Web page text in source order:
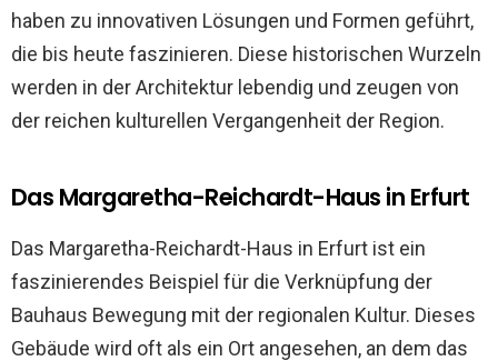
haben zu innovativen Lösungen und Formen geführt,
die bis heute faszinieren. Diese historischen Wurzeln
werden in der Architektur lebendig und zeugen von
der reichen kulturellen Vergangenheit der Region.
Das Margaretha-Reichardt-Haus in Erfurt
Das Margaretha-Reichardt-Haus in Erfurt ist ein
faszinierendes Beispiel für die Verknüpfung der
Bauhaus Bewegung mit der regionalen Kultur. Dieses
Gebäude wird oft als ein Ort angesehen, an dem das